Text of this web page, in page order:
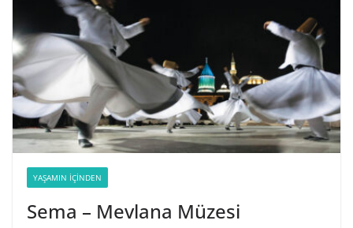
YAŞAMIN İÇINDEN
Sema – Mevlana Müzesi